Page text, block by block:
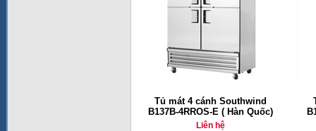
Tủ mát 4 cánh Southwind
B137B-4RROS-E ( Hàn Quốc)
Liên hệ